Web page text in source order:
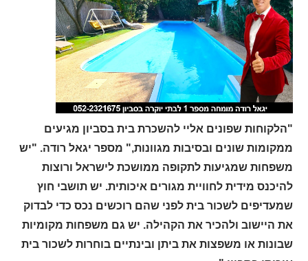
"הלקוחות שפונים אליי להשכרת בית בסביון מגיעים
ממקומות שונים ובסיבות מגוונות," מספר יגאל רודה. "יש
משפחות שמגיעות לתקופה ממושכת לישראל ורוצות
להיכנס מידית לחוויית מגורים איכותית. יש תושבי חוץ
שמעדיפים לשכור בית לפני שהם רוכשים נכס כדי לבדוק
את היישוב ולהכיר את הקהילה. יש גם משפחות מקומיות
שבונות או משפצות את ביתן ובינתיים בוחרות לשכור בית